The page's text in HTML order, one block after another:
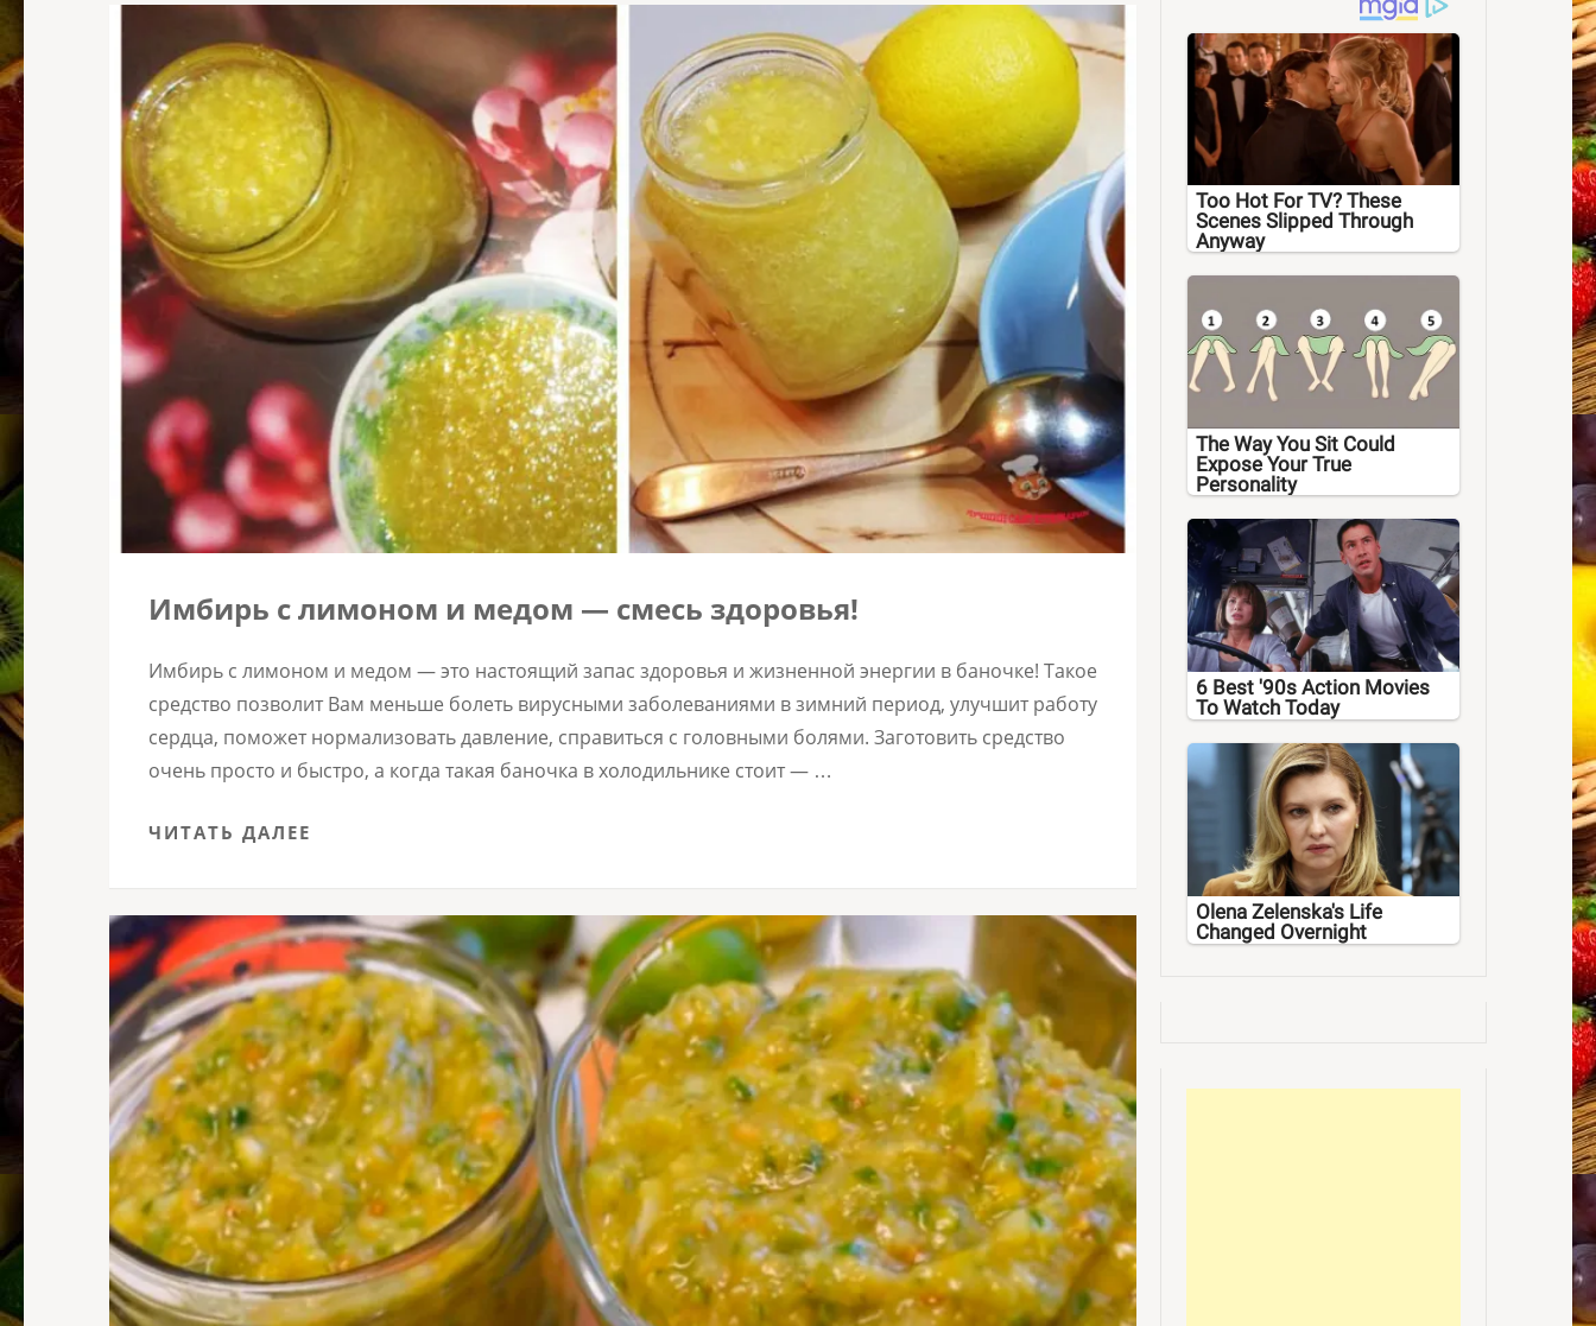
Имбирь с лимоном и медом — смесь здоровья!
Имбирь с лимоном и медом — это настоящий запас здоровья и жизненной энергии в баночке! Такое
средство позволит Вам меньше болеть вирусными заболеваниями в зимний период, улучшит работу
сердца, поможет нормализовать давление, справиться с головными болями. Заготовить средство
очень просто и быстро, а когда такая баночка в холодильнике стоит — …
ЧИТАТЬ ДАЛЕЕ
Too Hot For TV? These
Scenes Slipped Through
Anyway
The Way You Sit Could
Expose Your True
Personality
6 Best '90s Action Movies
To Watch Today
Olena Zelenska's Life
Changed Overnight